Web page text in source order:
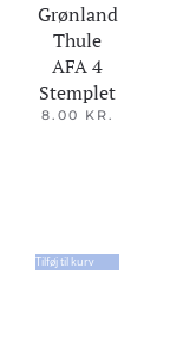
Grønland
Thule
AFA 4
Stemplet
8.00 KR.
Tilføj til kurv